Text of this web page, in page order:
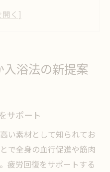
に働く理由とは
る深いリカバリー
感できる効果と特徴
の選び方とは
注目のぬか成分解説
疲労回復を実現
スタイム革命を実感
浴法の新提案
サポート
い素材として知られてお
で全身の血行促進や筋肉
疲労回復をサポートする